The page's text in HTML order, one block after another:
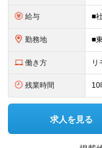
給与
勤務地
働き方 リ
残業時間 10
求人を見る